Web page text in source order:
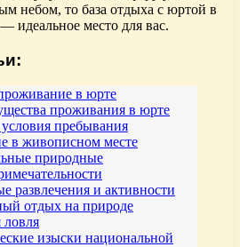
небом, то база отдыха с юртой в
идеальное место для вас.
в юрте
проживания в юрте
пребывания
в живописном месте
природные
развлечения и активности
отдых на природе
изыски национальной